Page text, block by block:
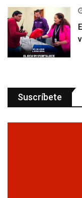
Suscríbete